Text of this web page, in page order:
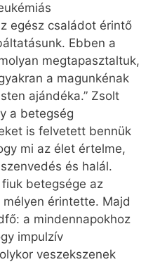
egész családot érintő
Ebben a
megtapasztaltuk,
a magunkénak
ajándéka.” Zsolt
a betegség
is felvetett bennük
mi az élet értelme,
és halál.
betegsége az
érintette. Majd
a mindennapokhoz
impulzív
veszekszenek